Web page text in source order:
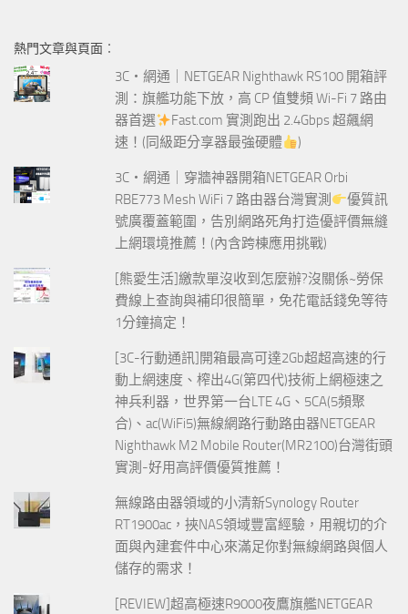
字:
熱門文章與頁面︰
3C‧網通｜NETGEAR Nighthawk RS100 開箱評
測：旗艦功能下放，高 CP 值雙頻 Wi-Fi 7 路由
器首選
Fast.com 實測跑出 2.4Gbps 超飆網
速！(同級距分享器最強硬體
)
3C‧網通｜穿牆神器開箱NETGEAR Orbi
RBE773 Mesh WiFi 7 路由器台灣實測
優質訊
號廣覆蓋範圍，告別網路死角打造優評價無縫
上網環境推薦！(內含跨棟應用挑戰)
[熊愛生活]繳款單沒收到怎麼辦?沒關係~勞保
費線上查詢與補印很簡單，免花電話錢免等待
1分鐘搞定！
[3C-行動通訊]開箱最高可達2Gb超超高速的行
動上網速度、榨出4G(第四代)技術上網極速之
神兵利器，世界第一台LTE 4G、5CA(5頻聚
合)、ac(WiFi5)無線網路行動路由器NETGEAR
Nighthawk M2 Mobile Router(MR2100)台灣街頭
實測-好用高評價優質推薦！
無線路由器領域的小清新Synology Router
RT1900ac，挾NAS領域豐富經驗，用親切的介
面與內建套件中心來滿足你對無線網路與個人
儲存的需求！
[REVIEW]超高極速R9000夜鷹旗艦NETGEAR